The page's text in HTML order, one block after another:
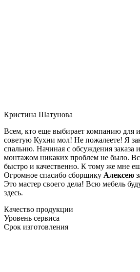
Кристина Шатунова
Всем, кто еще выбирает компанию для
советую Кухни мол! Не пожалеете! Я
спальню. Начиная с обсуждения заказа
монтажом никаких проблем не было.
быстро и качественно. К тому же мне
Огромное спасибо сборщику Алексею
Это мастер своего дела! Всю мебель
здесь.
Качество продукции
Уровень сервиса
Срок изготовления